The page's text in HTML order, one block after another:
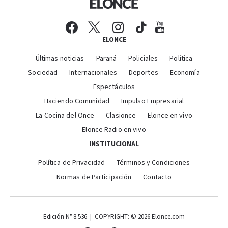
ELONCE
Últimas noticias Paraná Policiales
Política
Sociedad
Internacionales Deportes
Economía
Espectáculos
Haciendo Comunidad
Impulso Empresarial
La Cocina del Once
Clasionce
Elonce en vivo
Elonce Radio en vivo
INSTITUCIONAL
Política de Privacidad
Términos y Condiciones
Normas de Participación
Contacto
Edición N° 8.536 | COPYRIGHT: © 2026 Elonce.com